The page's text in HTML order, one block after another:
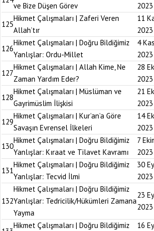
ve Bize Düşen Görev
2023
125
Hikmet Çalışmaları | Zaferi Veren
Allah’tır
11
2023
126
Hikmet Çalışmaları | Doğru Bildiğimiz
Yanlışlar: Ordu-Millet
4
2023
127
Hikmet Çalışmaları | Allah Kime, Ne
Zaman Yardım Eder?
28
2023
128
Hikmet Çalışmaları | Müslüman ve
Gayrimüslim İlişkisi
21
2023
129
Hikmet Çalışmaları | Kur’an’a Göre
Savaşın Evrensel İlkeleri
14
2023
130
Hikmet Çalışmaları | Doğru Bildiğimiz
Yanlışlar: Kıraat ve Tilavet Kavramı
7
2023
131
Hikmet Çalışmaları | Doğru Bildiğimiz
Yanlışlar: Tecvid İlmi
30
2023
132
Hikmet Çalışmaları | Doğru Bildiğimiz
Yanlışlar: Tedricilik/Hükümleri Zamana
Yayma
23
2023
Hikmet Çalışmaları | Doğru Bildiğimiz
16